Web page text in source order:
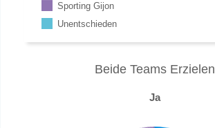
Sporting Gijon
Unentschieden
Beide Teams Erzielen
Ja